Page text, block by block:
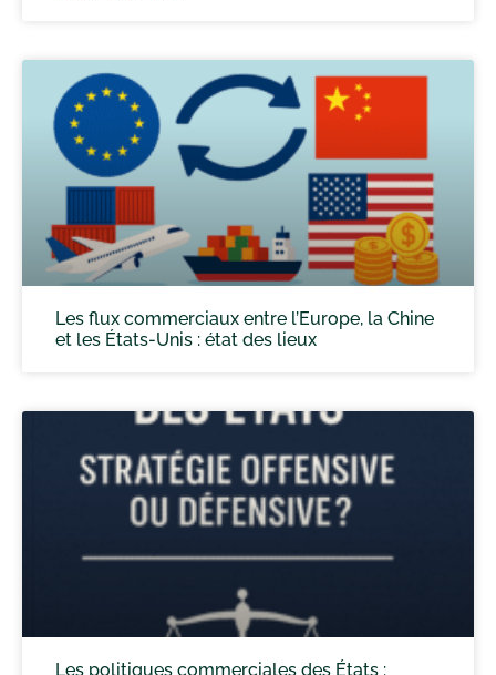
Les flux commerciaux entre l’Europe, la Chine
et les États-Unis : état des lieux
Les politiques commerciales des États :